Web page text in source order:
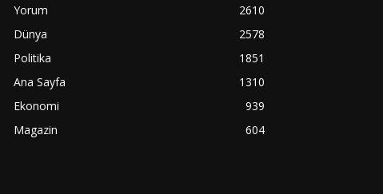
Yorum
2610
Dünya
2578
Politika
1851
Ana Sayfa
1310
Ekonomi
939
Magazin
604